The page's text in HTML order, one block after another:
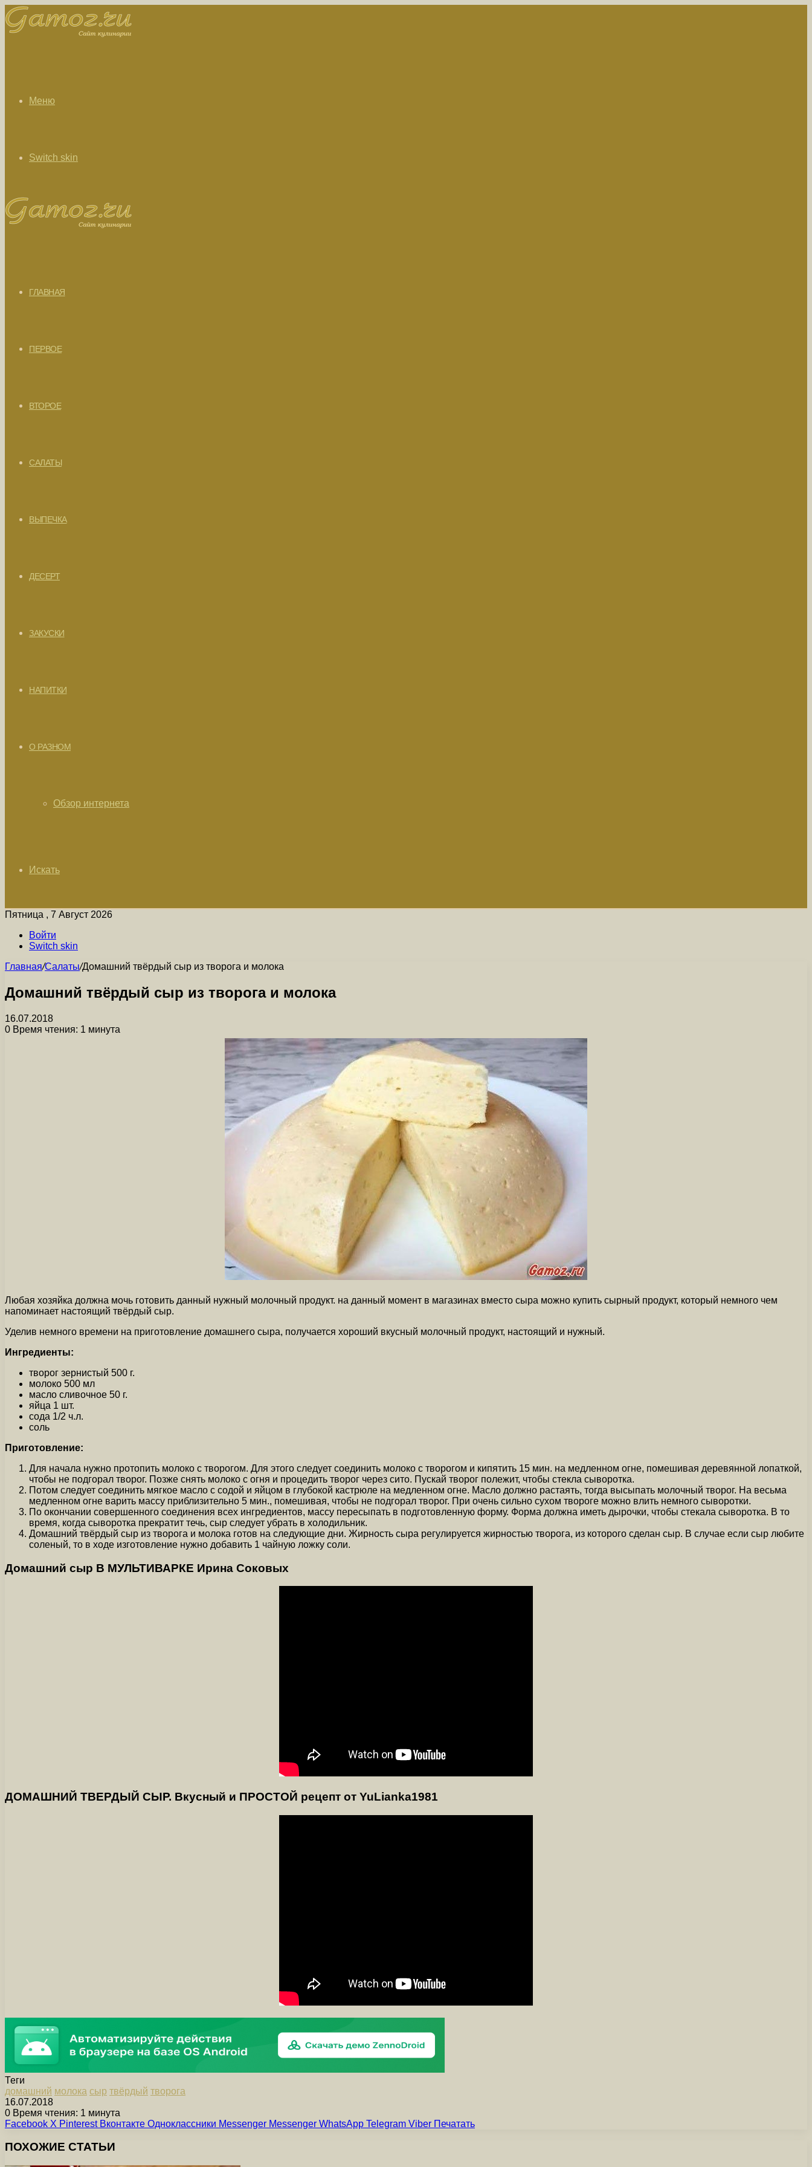
Меню
Switch skin
ГЛАВНАЯ
ПЕРВОЕ
ВТОРОЕ
САЛАТЫ
ВЫПЕЧКА
ДЕСЕРТ
ЗАКУСКИ
НАПИТКИ
О РАЗНОМ
Обзор интернета
Искать
Пятница , 7 Август 2026
Войти
Switch skin
Главная/Салаты/Домашний твёрдый сыр из творога и молока
Домашний твёрдый сыр из творога и молока
16.07.2018
0 Время чтения: 1 минута
Любая хозяйка должна мочь готовить данный нужный молочный продукт. на данный момент в магазинах вместо сыра можно купить сырный продукт, который немного чем
напоминает настоящий твёрдый сыр.
Уделив немного времени на приготовление домашнего сыра, получается хороший вкусный молочный продукт, настоящий и нужный.
Ингредиенты:
творог зернистый 500 г.
молоко 500 мл
масло сливочное 50 г.
яйца 1 шт.
сода 1/2 ч.л.
соль
Приготовление:
Для начала нужно протопить молоко с творогом. Для этого следует соединить молоко с творогом и кипятить 15 мин. на медленном огне, помешивая деревянной лопаткой,
чтобы не подгорал творог. Позже снять молоко с огня и процедить творог через сито. Пускай творог полежит, чтобы стекла сыворотка.
Потом следует соединить мягкое масло с содой и яйцом в глубокой кастрюле на медленном огне. Масло должно растаять, тогда высыпать молочный творог. На весьма
медленном огне варить массу приблизительно 5 мин., помешивая, чтобы не подгорал творог. При очень сильно сухом твороге можно влить немного сыворотки.
По окончании совершенного соединения всех ингредиентов, массу пересыпать в подготовленную форму. Форма должна иметь дырочки, чтобы стекала сыворотка. В то
время, когда сыворотка прекратит течь, сыр следует убрать в холодильник.
Домашний твёрдый сыр из творога и молока готов на следующие дни. Жирность сыра регулируется жирностью творога, из которого сделан сыр. В случае если сыр любите
соленый, то в ходе изготовление нужно добавить 1 чайную ложку соли.
Домашний сыр В МУЛЬТИВАРКЕ Ирина Соковых
ДОМАШНИЙ ТВЕРДЫЙ СЫР. Вкусный и ПРОСТОЙ рецепт от YuLianka1981
Теги
домашний молока сыр твёрдый творога
16.07.2018
0 Время чтения: 1 минута
Facebook X Pinterest Вконтакте Одноклассники Messenger Messenger WhatsApp Telegram Viber Печатать
ПОХОЖИЕ СТАТЬИ